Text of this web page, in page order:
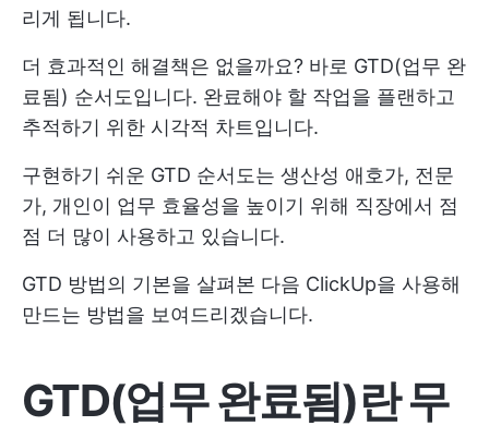
리게 됩니다.
더 효과적인 해결책은 없을까요? 바로 GTD(업무 완
료됨) 순서도입니다. 완료해야 할 작업을 플랜하고
추적하기 위한 시각적 차트입니다.
구현하기 쉬운 GTD 순서도는 생산성 애호가, 전문
가, 개인이 업무 효율성을 높이기 위해 직장에서 점
점 더 많이 사용하고 있습니다.
GTD 방법의 기본을 살펴본 다음 ClickUp을 사용해
만드는 방법을 보여드리겠습니다.
GTD(업무 완료됨)란 무